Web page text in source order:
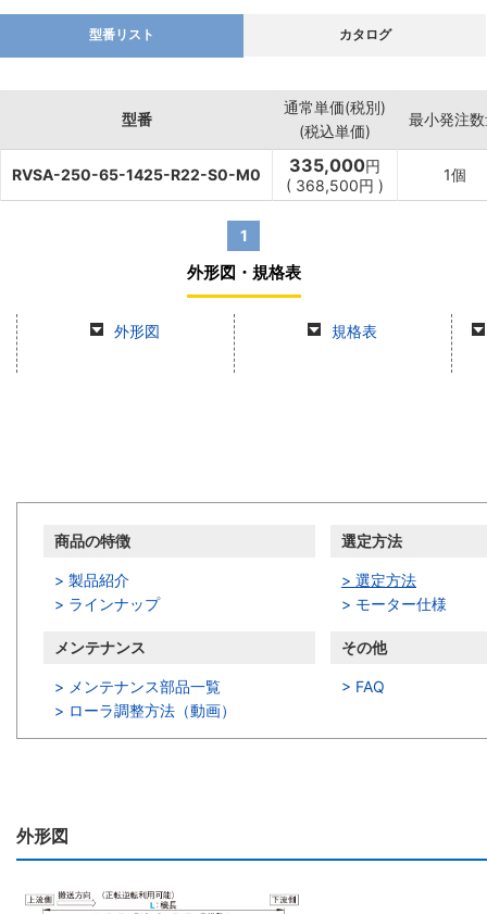
型番リスト カタログ
型番
通常単価(税別)
(税込単価)
最小発注
RVSA-250-65-1425-R22-S0-M0 335,000円
( 368,500円 )
1個
1
外形図・規格表
外形図 規格表
商品の特徴
> 製品紹介
> ラインナップ
選定方法
> 選定方法
> モーター仕様
メンテナンス
> メンテナンス部品一覧
> ローラ調整方法（動画）
その他
> FAQ
外形図